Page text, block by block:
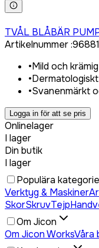
TVÅL BLÅBÄR
Artikelnummer:
•Mild och
•
•Svanenmärkt
Logga in för att se pris
Onlinelager
I lager
Din butik
I lager
Populära
Verktyg & Maskiner
SkorSkruvTejp
Om Jicon
Om Jicon WorksVåra